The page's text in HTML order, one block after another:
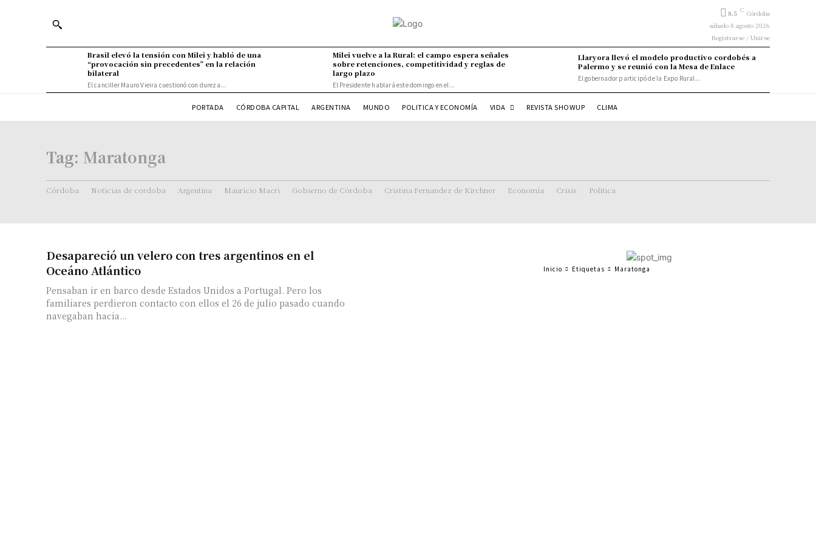
8.5 C Córdoba
sábado 8 agosto 2026
Registrarse / Unirse
Brasil elevó la tensión con Milei y habló de una
“provocación sin precedentes” en la relación
bilateral
El canciller Mauro Vieira cuestionó con dureza...
Milei vuelve a la Rural: el campo espera señales
sobre retenciones, competitividad y reglas de
largo plazo
El Presidente hablará este domingo en el...
Llaryora llevó el modelo productivo cordobés a
Palermo y se reunió con la Mesa de Enlace
El gobernador participó de la Expo Rural...
PORTADA CÓRDOBA CAPITAL ARGENTINA MUNDO POLITICA Y ECONOMÍA VIDA REVISTA SHOWUP CLIMA
Tag: Maratonga
Córdoba Noticias de cordoba Argentina Mauricio Macri Gobierno de Córdoba Cristina Fernandez de Kirchner Economía Crisis Politica
Desapareció un velero con tres argentinos en el
Oceáno Atlántico
Pensaban ir en barco desde Estados Unidos a Portugal. Pero los
familiares perdieron contacto con ellos el 26 de julio pasado cuando
navegaban hacia...
Inicio Etiquetas Maratonga